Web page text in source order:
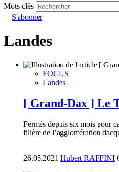
Mots-clés
S'abonner
Landes
FOCUS
Landes
[ Grand-Dax ] Le
Fermés depuis six mois pour
filière de l’agglomération
26.05.2021 Hubert RAFFINI